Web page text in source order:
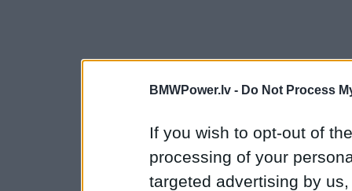
BMWPower.lv - Do Not Process
If you wish to opt-out of
processing of your
targeted advertising by